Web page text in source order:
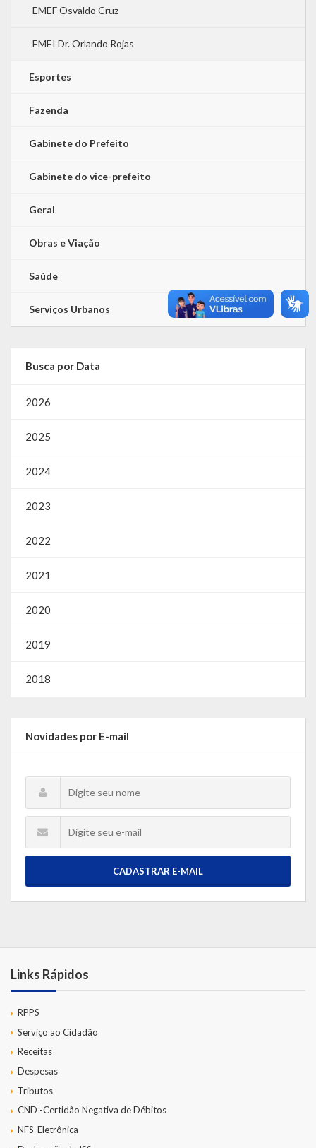
EMEF Osvaldo Cruz
EMEI Dr. Orlando Rojas
Esportes
Fazenda
Gabinete do Prefeito
Gabinete do vice-prefeito
Geral
Obras e Viação
Saúde
Serviços Urbanos
Busca por Data
2026
2025
2024
2023
2022
2021
2020
2019
2018
Novidades por E-mail
CADASTRAR E-MAIL
Links Rápidos
RPPS
Serviço ao Cidadão
Receitas
Despesas
Tributos
CND -Certidão Negativa de Débitos
NFS-Eletrônica